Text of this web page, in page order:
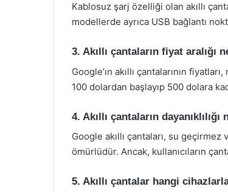
Kablosuz şarj özelliği olan akıllı
modellerde ayrıca USB bağlantı
3. Akıllı çantaların fiyat aralığı
Google’ın akıllı çantalarının
100 dolardan başlayıp 500 dolara
4. Akıllı çantaların dayanıklılığı
Google akıllı çantaları, su geçirmez
ömürlüdür. Ancak, kullanıcıların
5. Akıllı çantalar hangi